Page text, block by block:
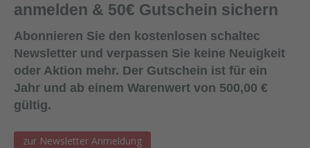
anmelden & 50€ Gutschein sichern
Abonnieren Sie den kostenlosen schaltec
Newsletter und verpassen Sie keine Neuigkeit
oder Aktion mehr. Der Gutschein ist für ein
Jahr und ab einem Warenwert von 500,00 €
gültig.
zur Newsletter Anmeldung